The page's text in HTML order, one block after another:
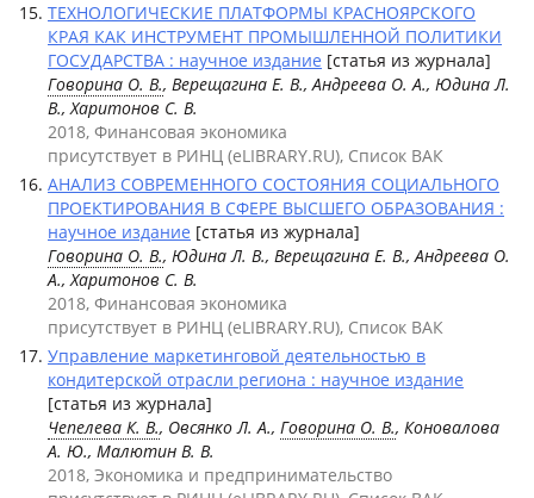
ТЕХНОЛОГИЧЕСКИЕ ПЛАТФОРМЫ КРАСНОЯРСКОГО
КРАЯ КАК ИНСТРУМЕНТ ПРОМЫШЛЕННОЙ ПОЛИТИКИ
ГОСУДАРСТВА : научное издание [статья из журнала]
Говорина О. В., Верещагина Е. В., Андреева О. А., Юдина Л.
В., Харитонов С. В.
2018, Финансовая экономика
присутствует в РИНЦ (eLIBRARY.RU), Список ВАК
АНАЛИЗ СОВРЕМЕННОГО СОСТОЯНИЯ СОЦИАЛЬНОГО
ПРОЕКТИРОВАНИЯ В СФЕРЕ ВЫСШЕГО ОБРАЗОВАНИЯ :
научное издание [статья из журнала]
Говорина О. В., Юдина Л. В., Верещагина Е. В., Андреева О.
А., Харитонов С. В.
2018, Финансовая экономика
присутствует в РИНЦ (eLIBRARY.RU), Список ВАК
Управление маркетинговой деятельностью в
кондитерской отрасли региона : научное издание
[статья из журнала]
Чепелева К. В., Овсянко Л. А., Говорина О. В., Коновалова
А. Ю., Малютин В. В.
2018, Экономика и предпринимательство